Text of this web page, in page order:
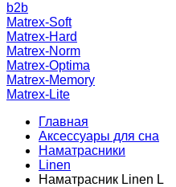
b2b
Matrex-Soft
Matrex-Hard
Matrex-Norm
Matrex-Optima
Matrex-Memory
Matrex-Lite
Главная
Аксессуары для сна
Наматрасники
Linen
Наматрасник Linen L